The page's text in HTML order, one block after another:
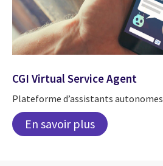
CGI Virtual Service Agent
Plateforme d’assistants autonomes
En savoir plus